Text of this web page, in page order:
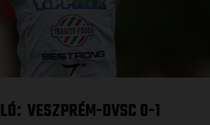
: VESZPRÉM-DVSC 0-1